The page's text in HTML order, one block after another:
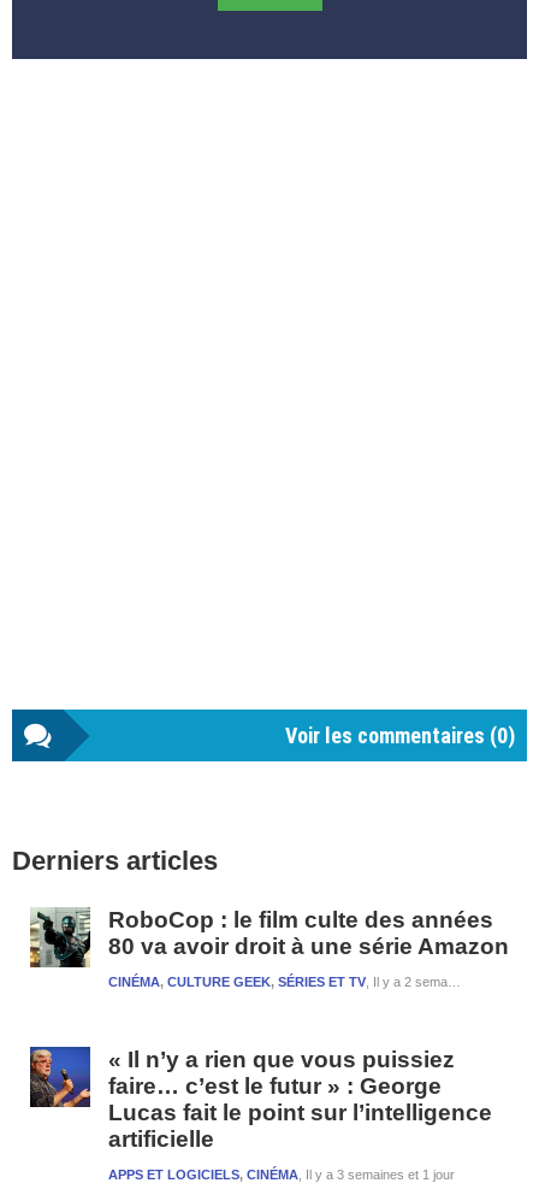
Voir les commentaires (0)
latérale
Derniers articles
RoboCop : le film culte des années
80 va avoir droit à une série Amazon
Il y a 2 semaines et 1 jour
CINÉMA, CULTURE GEEK, SÉRIES ET TV
« Il n’y a rien que vous puissiez
faire… c’est le futur » : George
Lucas fait le point sur l’intelligence
artificielle
Il y a 3 semaines et 1 jour
APPS ET LOGICIELS, CINÉMA